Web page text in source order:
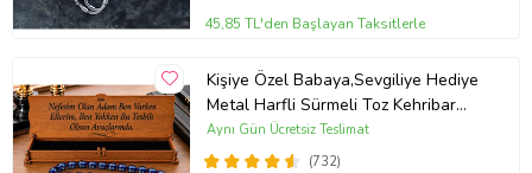
45,85 TL'den Başlayan Taksitlerle
Kişiye Özel Babaya,Sevgiliye Hediye
Metal Harfli Sürmeli Toz Kehribar
Tesbih [ 5 Renk ] (Mavi)
(732)
Aynı Gün Ücretsiz Teslimat